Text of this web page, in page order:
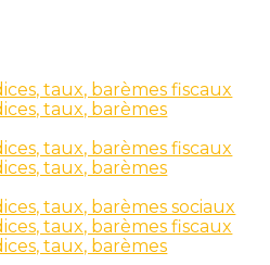
taux, barèmes fiscaux
taux, barèmes
taux, barèmes fiscaux
taux, barèmes
taux, barèmes sociaux
taux, barèmes fiscaux
taux, barèmes